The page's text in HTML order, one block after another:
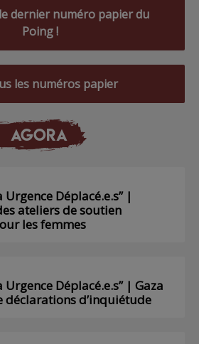
dernier numéro papier du
Poing !
les numéros papier
AGORA
Urgence Déplacé.e.s” |
ateliers de soutien
les femmes
Urgence Déplacé.e.s” | Gaza
déclarations d’inquiétude